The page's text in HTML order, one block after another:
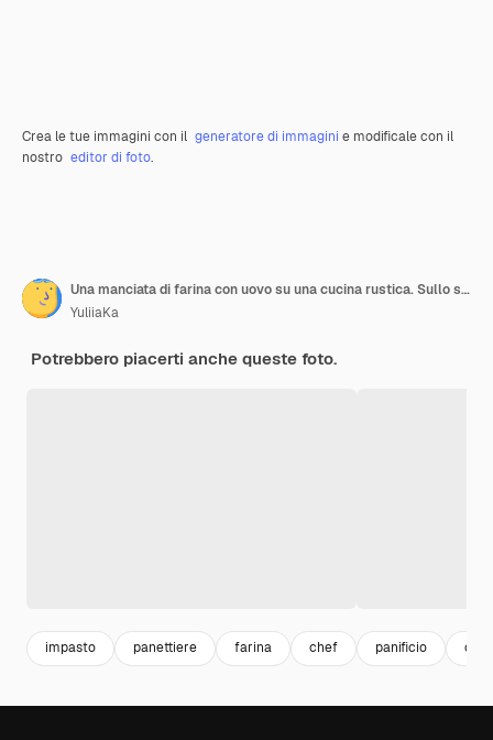
Crea le tue immagini con il generatore di immagini e modificale con il
nostro editor di foto.
Una manciata di farina con uovo su una cucina rustica. Sullo sfondo delle mani degli uomini, impastare la pasta. Ingredienti per la cottura di prodotti farinacei o impasti pane, muffin, crostate, impasti per pizza. Copia spazio
YuliiaKa
Potrebbero piacerti anche queste foto.
impasto panettiere farina chef panificio